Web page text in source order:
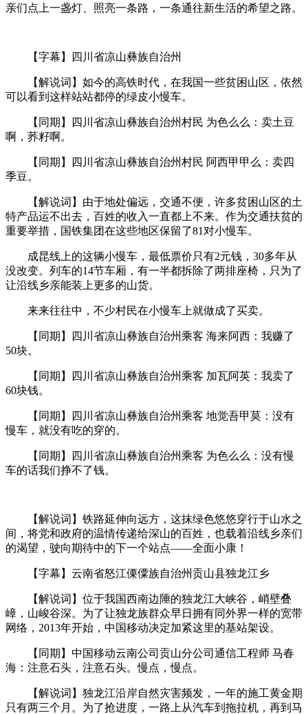
亲们点上一盏灯、照亮一条路，一条通往新生活的希望之路。
【字幕】四川省凉山彝族自治州
【解说词】如今的高铁时代，在我国一些贫困山区，依然
可以看到这样站站都停的绿皮小慢车。
【同期】四川省凉山彝族自治州村民 为色么么：卖土豆
啊，荞籽啊。
【同期】四川省凉山彝族自治州村民 阿西甲甲么：卖四
季豆。
【解说词】由于地处偏远，交通不便，许多贫困山区的土
特产品运不出去，百姓的收入一直都上不来。作为交通扶贫的
重要举措，国铁集团在这些地区保留了81对小慢车。
成昆线上的这辆小慢车，最低票价只有2元钱，30多年从
没改变。列车的14节车厢，有一半都拆除了两排座椅，只为了
让沿线乡亲能装上更多的山货。
来来往往中，不少村民在小慢车上就做成了买卖。
【同期】四川省凉山彝族自治州乘客 海来阿西：我赚了
50块。
【同期】四川省凉山彝族自治州乘客 加瓦阿英：我卖了
60块钱。
【同期】四川省凉山彝族自治州乘客 地觉吾甲莫：没有
慢车，就没有吃的穿的。
【同期】四川省凉山彝族自治州乘客 为色么么：没有慢
车的话我们挣不了钱。
【解说词】铁路延伸向远方，这抹绿色悠悠穿行于山水之
间，将党和政府的温情传递给深山的百姓，也载着沿线乡亲们
的渴望，驶向期待中的下一个站点——全面小康！
【字幕】云南省怒江傈僳族自治州贡山县独龙江乡
【解说词】位于我国西南边陲的独龙江大峡谷，峭壁叠
嶂，山峻谷深。为了让独龙族群众早日拥有同外界一样的宽带
网络，2013年开始，中国移动决定加紧这里的基站架设。
【同期】中国移动云南公司贡山分公司通信工程师 马春
海：注意石头，注意石头。慢点，慢点。
【解说词】独龙江沿岸自然灾害频发，一年的施工黄金期
只有两三个月。为了抢进度，一路上从汽车到拖拉机，再到马